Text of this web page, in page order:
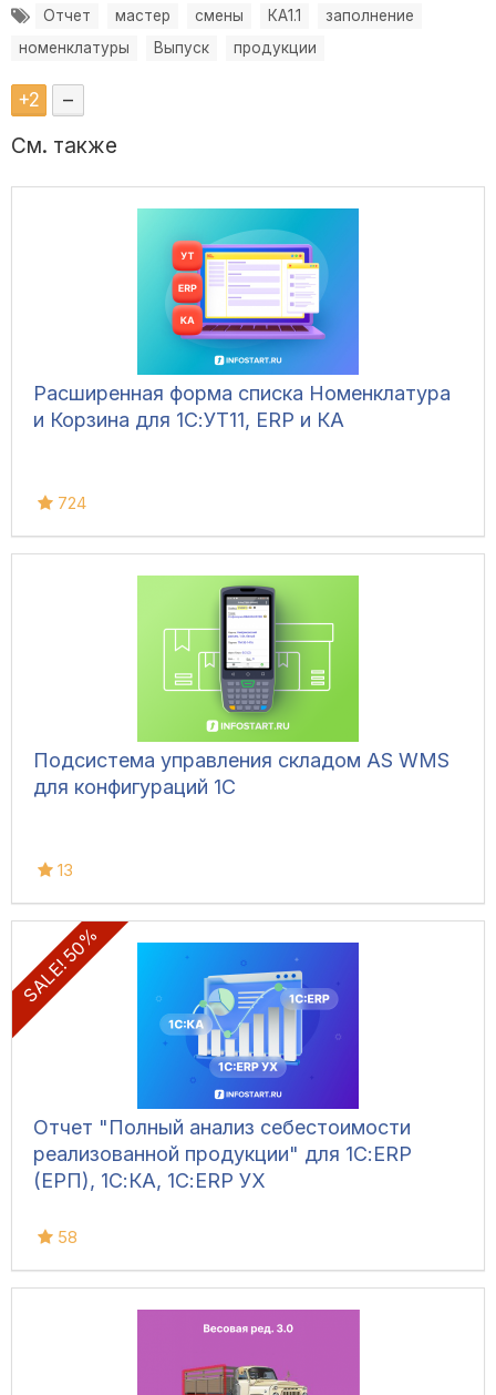
Отчет мастер смены КА1.1
заполнение
номенклатуры
Выпуск продукции
+2 –
См. также
Расширенная форма списка Номенклатура
и Корзина для 1С:УТ11, ERP и КА
724
Подсистема управления складом AS WMS
для конфигураций 1С
13
SALE! 50%
Отчет "Полный анализ себестоимости
реализованной продукции" для 1С:ERP
(ЕРП), 1С:КА, 1С:ERP УХ
58